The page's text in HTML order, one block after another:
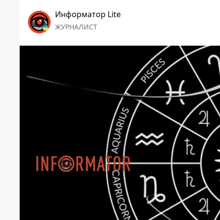
Информатор Lite
ЖУРНАЛИСТ